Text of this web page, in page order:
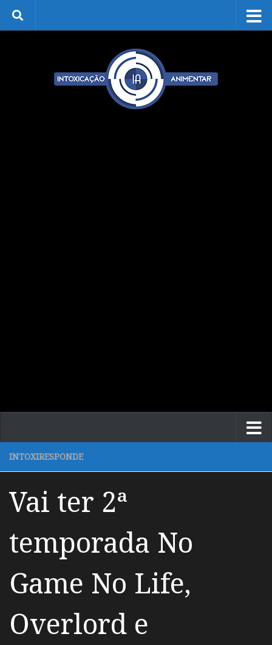
Skip to content
INTOXIRESPONDE
Vai ter 2ª
temporada No
Game No Life,
Overlord e